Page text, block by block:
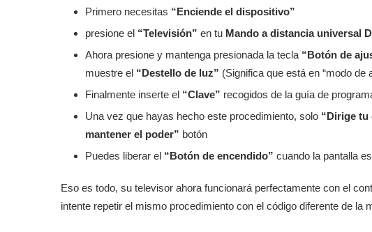
Primero necesitas “Enciende el dispositivo”
presione el “Televisión” en tu Mando a distancia universal
Ahora presione y mantenga presionada la tecla “Botón de
muestre el “Destello de luz” (Significa que está en “modo de
Finalmente inserte el “Clave” recogidos de la guía de
Una vez que hayas hecho este procedimiento, solo “Dirige tu
mantener el poder” botón
Puedes liberar el “Botón de encendido” cuando la pantalla
Eso es todo, su televisor ahora funcionará perfectamente con el
intente repetir el mismo procedimiento con el código diferente de la